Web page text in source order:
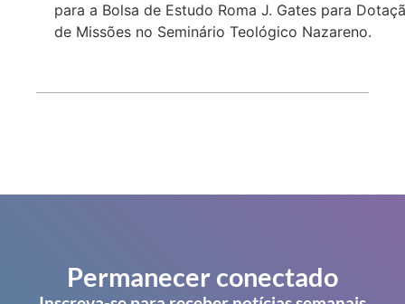
para a Bolsa de Estudo Roma J. Gates para
de Missões no Seminário Teológico Nazareno.
Permanecer conectado